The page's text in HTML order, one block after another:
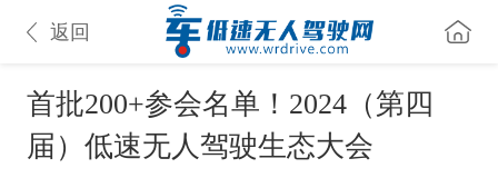
返回
首批200+参会名单！2024（第四
届）低速无人驾驶生态大会